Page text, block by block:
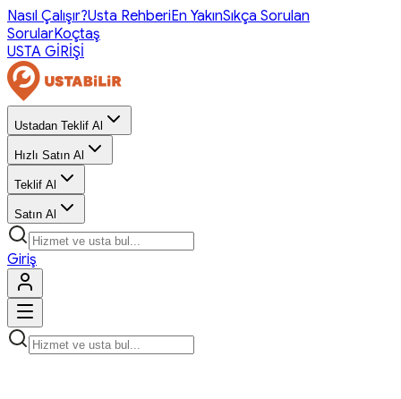
Nasıl Çalışır?Usta RehberiEn YakınSıkça Sorulan
SorularKoçtaş
USTA GİRİŞİ
Ustadan Teklif Al
Hızlı Satın Al
Teklif Al
Satın Al
Giriş